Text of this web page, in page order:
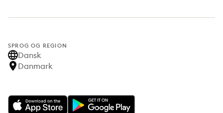
SPROG OG REGION
Dansk
Danmark